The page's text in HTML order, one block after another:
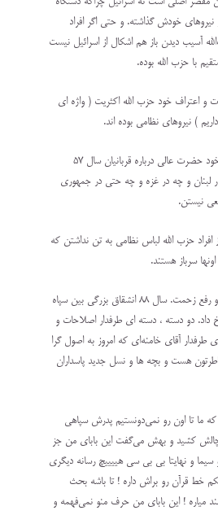
نیروهای خودش گذاشته. و حتی اگر افراد
آسیب دیدن باز هم اشکال از اسرائیل نیست
با حزب الله بوده.
و اعتراف خود حزب الله اکثریت ( واژه ای
) نیروهای نظامی بوده اند.
مطلب دوم مرا به یاد مقاله خود حضرت عالی درباره قربانیان سال ۵۷
در لبنان و چه در غزه و چه حتی در جمهوری
نیستن.
حزب الله لباس نظامی به تن نداشتن که
سرباز هستند.
در انتها یه مزاح کوتاه بکنم و رفع زحمت. سال ۸۸ انشقاق بزرگی بین سپاه
دو دسته ، دسته ای طرفدار اصلاحات و
طرفدار آقای خامنه‌ای که امروز به اصول گرا
هست و بچه ها و نسل جدید پاسداران
ما تا اون رو نمی‌دونستیم پدرش سپاهی
کشید و بهش می‌گفت این بابای من جز
سیما و نهایتا بی بی سی هییییچ رسانه دیگری
خط قرآن رو براش داره ! تا باشه بحث
میاره ! این بابای من حرف منو نمی‌فهمه و